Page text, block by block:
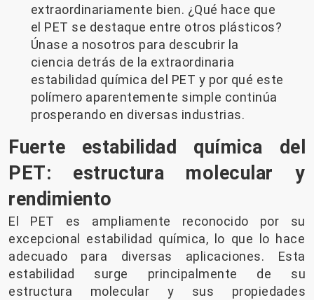
extraordinariamente bien. ¿Qué hace que
el PET se destaque entre otros plásticos?
Únase a nosotros para descubrir la
ciencia detrás de la extraordinaria
estabilidad química del PET y por qué este
polímero aparentemente simple continúa
prosperando en diversas industrias.
Fuerte estabilidad química del
PET: estructura molecular y
rendimiento
El PET es ampliamente reconocido por su
excepcional estabilidad química, lo que lo hace
adecuado para diversas aplicaciones. Esta
estabilidad surge principalmente de su
estructura molecular y sus propiedades